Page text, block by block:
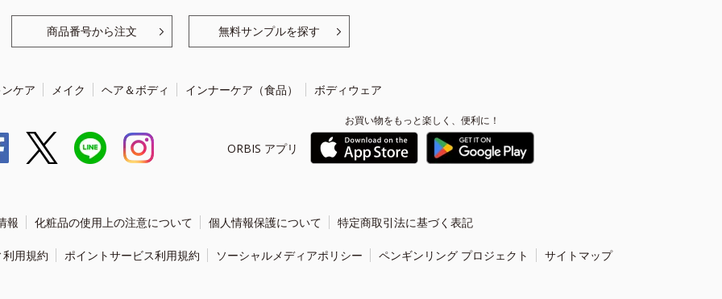
商品番号から注文 無料サンプルを探す
ケア メイク ヘア＆ボディ インナーケア（食品） ボディウェア
ORBIS アプリ
お買い物をもっと楽しく、便利に！
報 化粧品の使用上の注意について 個人情報保護について 特定商取引法に基づく表記
用規約 ポイントサービス利用規約 ソーシャルメディアポリシー ペンギンリング プロジェクト サイトマップ